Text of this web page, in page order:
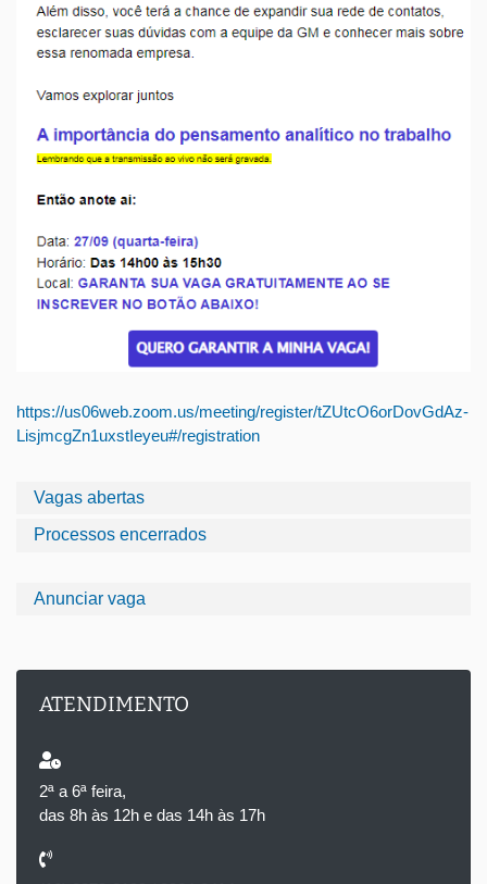
Vagas abertas
Processos encerrados
Anunciar vaga
ATENDIMENTO
2ª a 6ª feira,
das 8h às 12h e das 14h às 17h
https://us06web.zoom.us/meeting/register/tZUtcO6orDovGdAz-
LisjmcgZn1uxstIeyeu#/registration